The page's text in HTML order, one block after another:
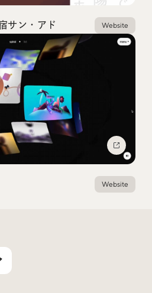
andWab Design
サン・アド Website
Website